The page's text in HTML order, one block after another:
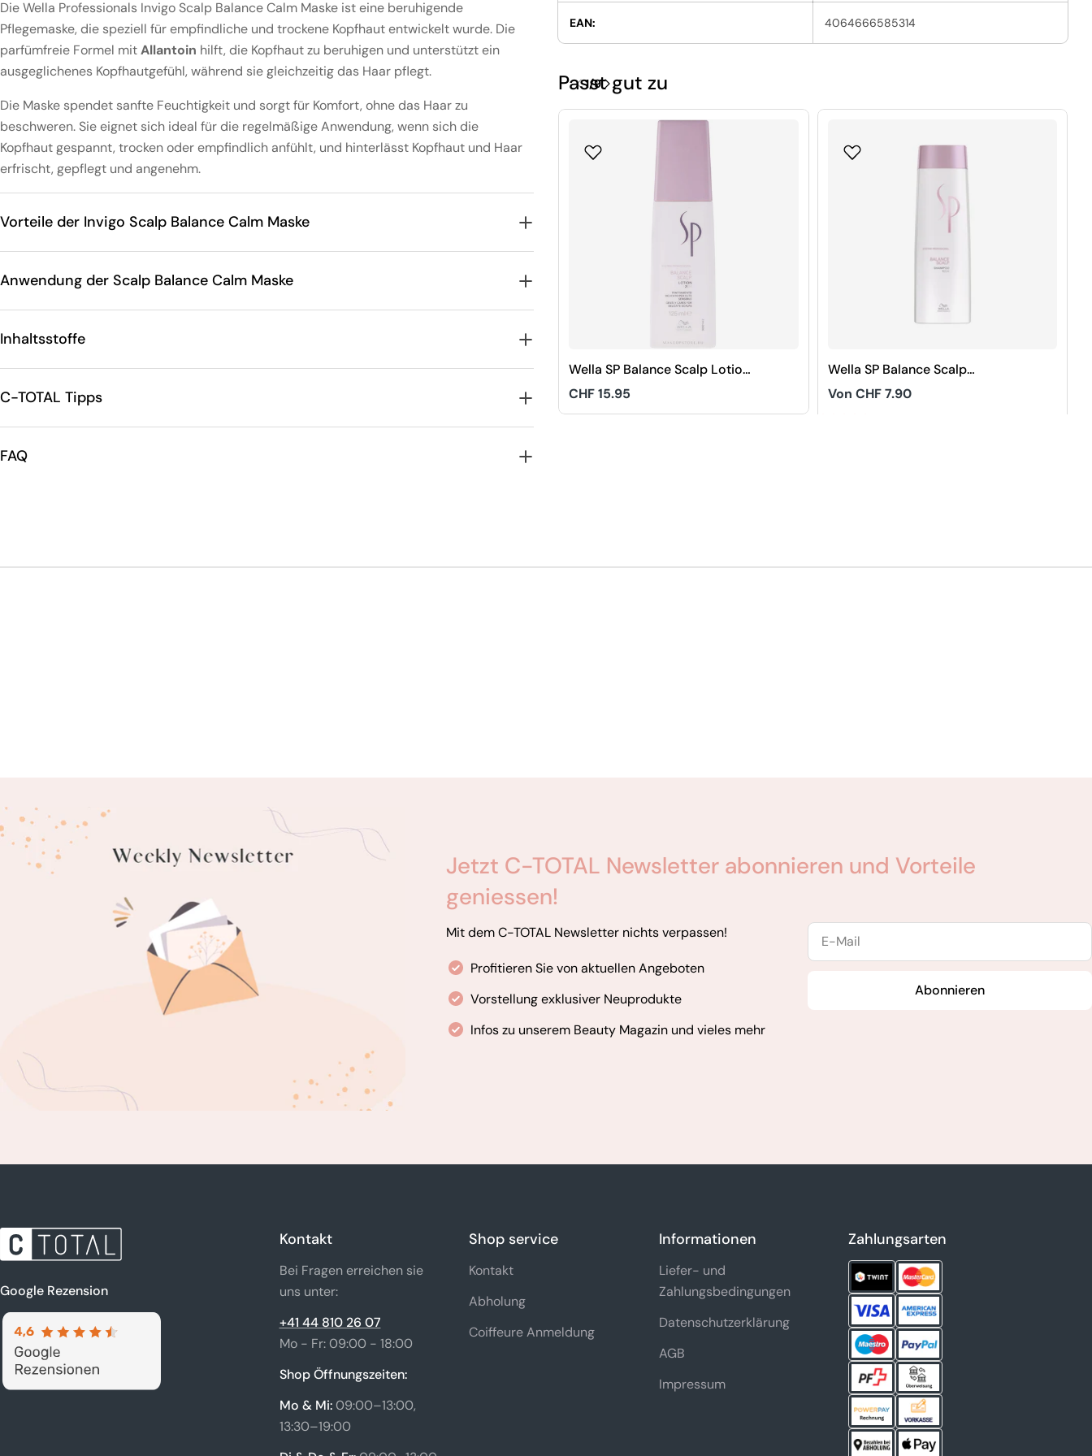
Die Wella Professionals Invigo Scalp Balance Calm Maske ist eine beruhigende
Pflegemaske, die speziell für empfindliche und trockene Kopfhaut entwickelt wurde. Die
parfümfreie Formel mitAllantoin hilft, die Kopfhaut zu beruhigen und unterstützt ein
ausgeglichenes Kopfhautgefühl, während sie gleichzeitig das Haar pflegt.
Die Maske spendet sanfte Feuchtigkeit und sorgt für Komfort, ohne das Haar zu
beschweren. Sie eignet sich ideal für die regelmäßige Anwendung, wenn sich die
Kopfhaut gespannt, trocken oder empfindlich anfühlt, und hinterlässt Kopfhaut und Haar
erfrischt, gepflegt und angenehm.
Vorteile der Invigo Scalp Balance Calm Maske
Anwendung der Scalp Balance Calm Maske
Inhaltsstoffe
C-TOTAL Tipps
FAQ
EAN: 4064666585314
Passt gut zu
Wella SP Balance Scalp Lotion
Leave-in
Regulärer
Preis
CHF 15.95
Wella SP Balance Scalp
Shampoo
Regulärer
Von CHF 7.90
1/9
Jetzt C-TOTAL Newsletter abonnieren und Vorteile
geniessen!
Mit dem C-TOTAL Newsletter nichts verpassen!
Profitieren Sie von aktuellen Angeboten
Vorstellung exklusiver Neuprodukte
Infos zu unserem Beauty Magazin und vieles mehr
E-
Abonnieren
Google Rezension
Kontakt
Bei Fragen erreichen sie
uns unter:
+41 44 810 26 07
Mo - Fr: 09:00 - 18:00
Shop Öffnungszeiten:
Mo & Mi:09:00–13:00,
13:30–19:00
Shop service
Kontakt
Abholung
Coiffeure Anmeldung
Informationen
Liefer- und
Zahlungsbedingungen
Datenschutzerklärung
AGB
Impressum
Zahlungsarten